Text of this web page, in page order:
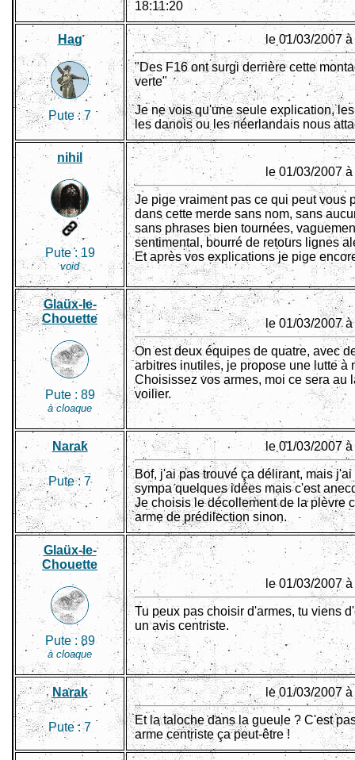
18:11:20
Hag
Pute :7
le 01/03/2007
"Des F16 ont surgi derrière cette
verte"
Je ne vois qu'une seule explication,
les danois ou les néerlandais nous
nihil
Pute : 19
void
le 01/03/2007
Je pige vraiment pas ce qui peut vous
dans cette merde sans nom, sans
sans phrases bien tournées,
sentimental, bourré de retours lignes
Et après vos explications je pige
Glaüx-le-
Chouette
Pute : 89
à cloaque
le 01/03/2007
On est deux équipes de quatre, avec
arbitres inutiles, je propose une lutte à
Choisissez vos armes, moi ce sera au
voilier.
Narak
Pute : 7
le 01/03/2007
Bof, j'ai pas trouvé ça délirant, mais j'ai
sympa quelques idées mais c'est
Je choisis le décollement de la plèvre
arme de prédilection sinon.
Glaüx-le-
Chouette
Pute :89
à cloaque
le 01/03/2007
Tu peux pas choisir d'armes, tu viens
un avis centriste.
Narak
Pute :7
le 01/03/2007
Et la taloche dans la gueule ? C'est
arme centriste ça peut-être !